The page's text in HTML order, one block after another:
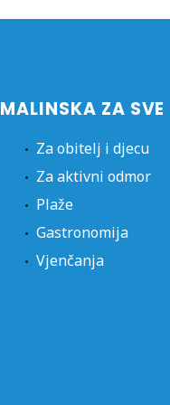
MALINSKA ZA SVE
Za obitelj i djecu
Za aktivni odmor
Plaže
Gastronomija
Vjenčanja